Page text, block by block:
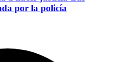
por la policía